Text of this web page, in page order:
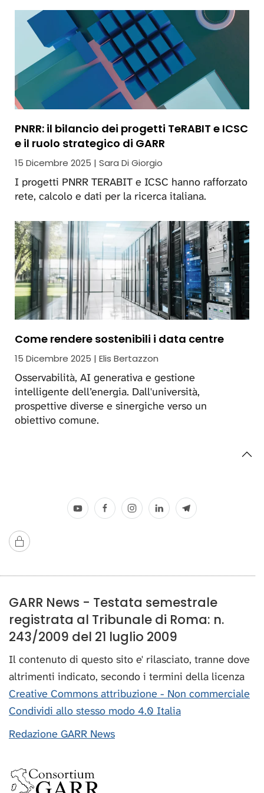
PNRR: il bilancio dei progetti TeRABIT e ICSC
e il ruolo strategico di GARR
15 Dicembre 2025 | Sara Di Giorgio
I progetti PNRR TERABIT e ICSC hanno rafforzato
rete, calcolo e dati per la ricerca italiana.
Come rendere sostenibili i data centre
15 Dicembre 2025 | Elis Bertazzon
Osservabilità, AI generativa e gestione
intelligente dell’energia. Dall'università,
prospettive diverse e sinergiche verso un
obiettivo comune.
GARR News - Testata semestrale
registrata al Tribunale di Roma: n.
243/2009 del 21 luglio 2009
Il contenuto di questo sito e' rilasciato, tranne dove
altrimenti indicato, secondo i termini della licenza
Creative Commons attribuzione - Non commerciale
Condividi allo stesso modo 4.0 Italia
Redazione GARR News